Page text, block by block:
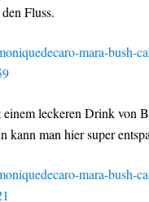
Fluss.
leckeren Drink von
kann man hier super